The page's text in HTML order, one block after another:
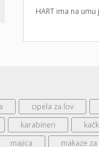
HART ima na
cipela za lov
karabineri
majica makaze